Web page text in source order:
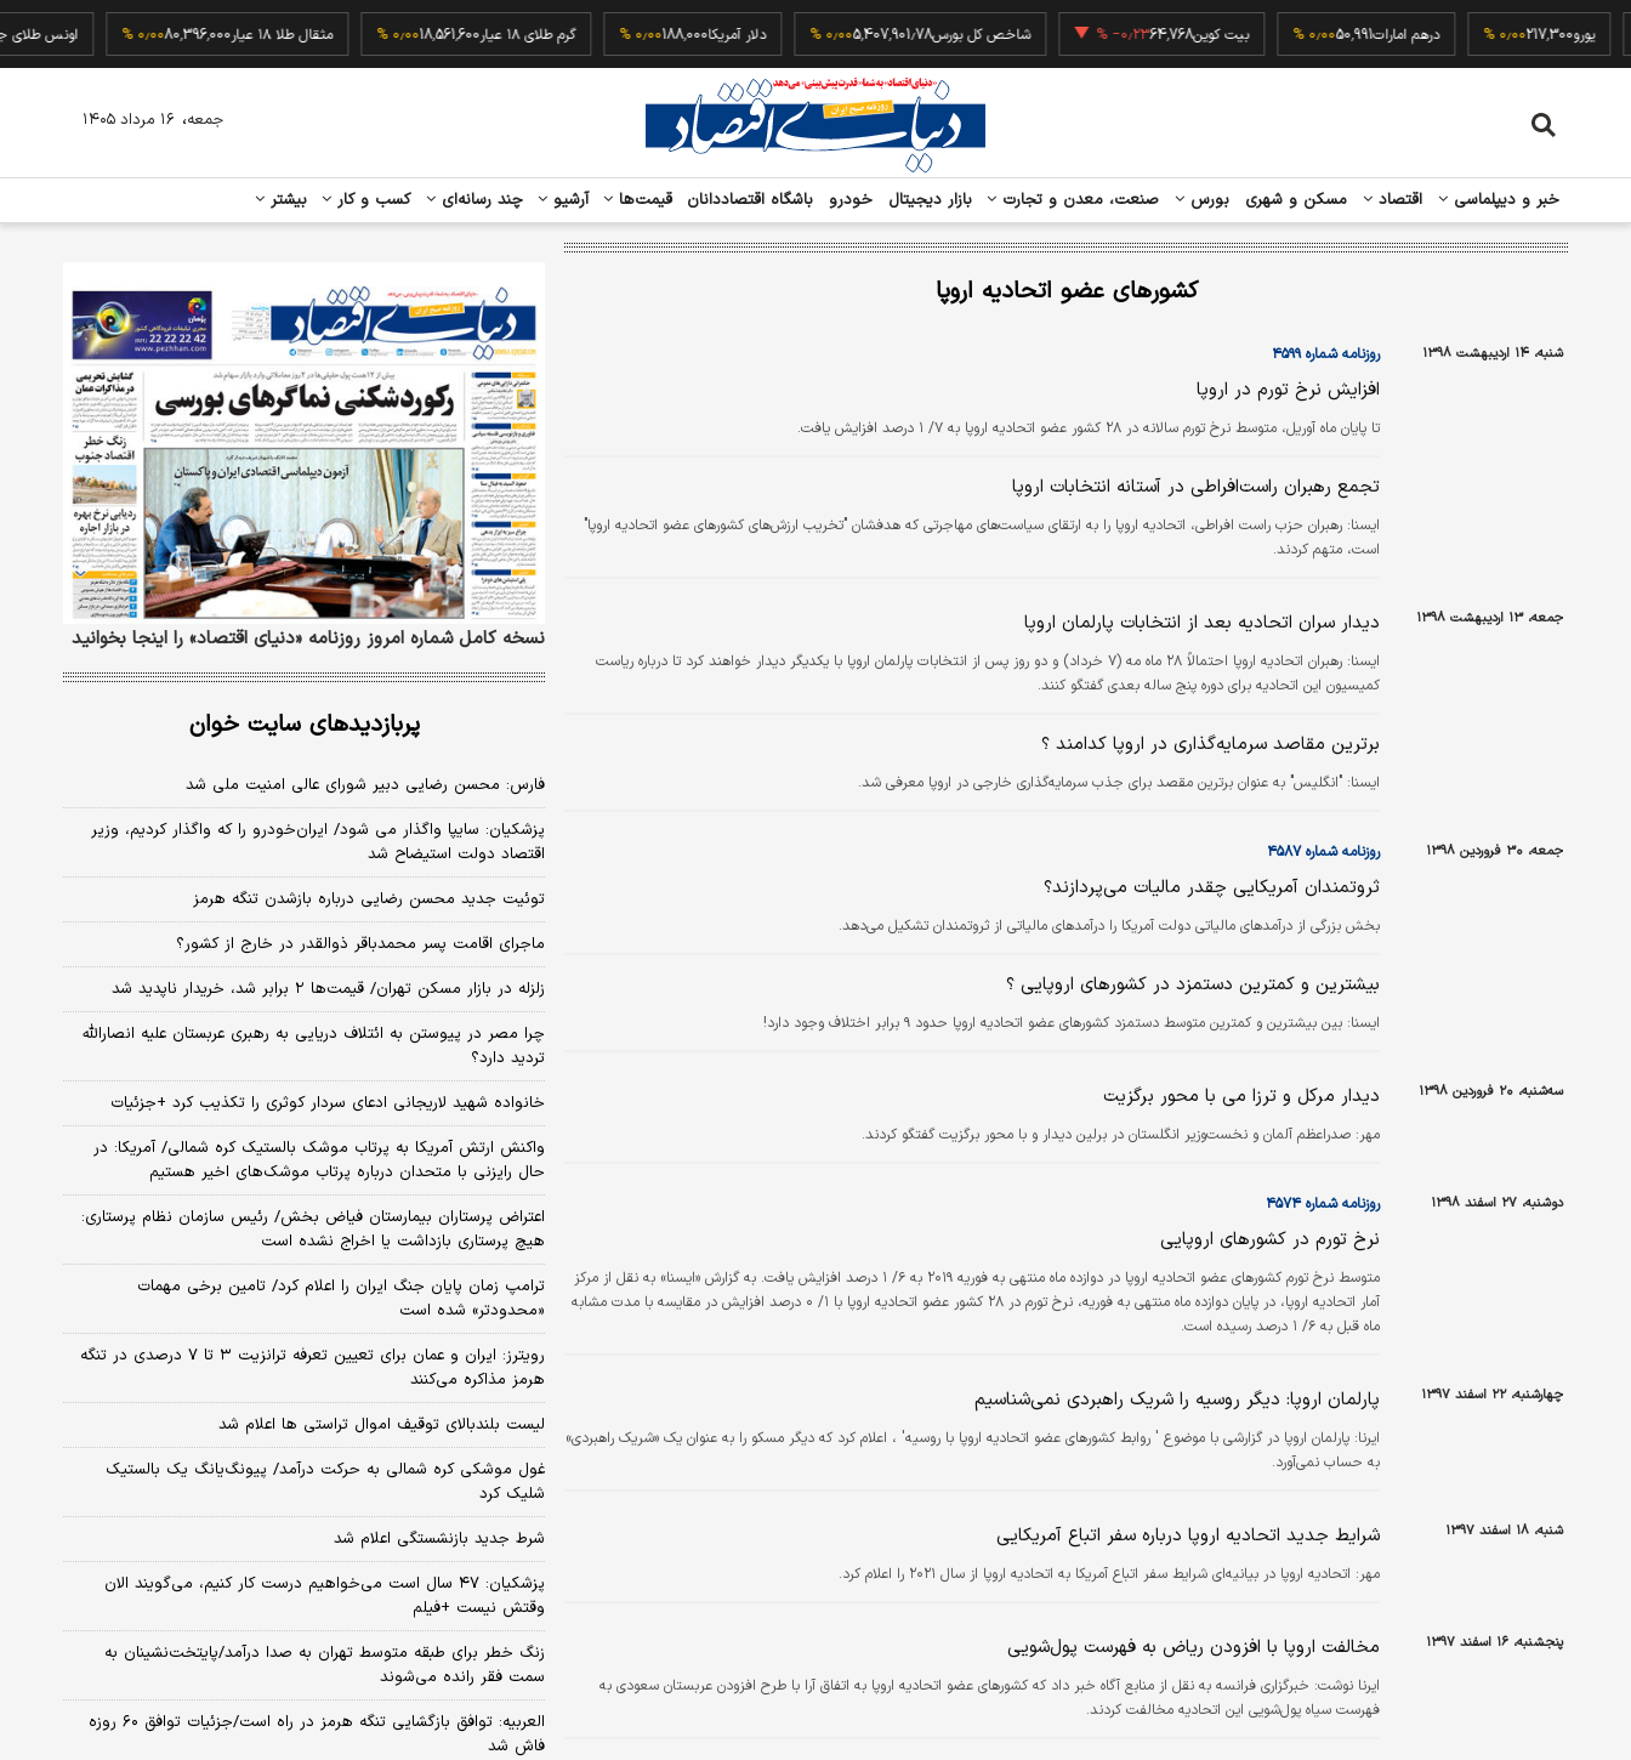
یورو217,300۰٫۰۰ % درهم امارات50,991۰٫۰۰ % بیت کوین64,768 ‎−۰٫۲۳ % شاخص کل بورس5,407,901.78۰٫۰۰ % دلار آمریکا188,000۰٫۰۰ % گرم طلای ۱۸ عیار 18,561,600۰٫۰۰ % مثقال طلا ۱۸ عیار 80,396,000۰٫۰۰ % اونس
خبر و دیپلماسی اقتصاد مسکن و شهری بورس صنعت، معدن و تجارت بازار دیجیتال خودرو باشگاه اقتصاددانان قیمت‌ها آرشیو چند رسانه‌ای کسب و کار بیشتر
جمعه، ۱۶ مرداد ۱۴۰۵
کشورهای عضو اتحادیه اروپا
شنبه، ۱۴ اردیبهشت ۱۳۹۸ روزنامه شماره ۴۵۹۹
افزایش نرخ تورم در اروپا
تا پایان ماه آوریل، متوسط نرخ تورم سالانه در ۲۸ کشور عضو اتحادیه اروپا به ۷/ ۱ درصد افزایش یافت.
تجمع رهبران راست‌افراطی در آستانه انتخابات اروپا
ايسنا: رهبران حزب راست‌ افراطی، اتحادیه اروپا را به ارتقای سیاست‌های مهاجرتی که هدفشان "تخریب ارزش‌های کشورهای عضو اتحادیه اروپا"
است، متهم کردند.
جمعه، ۱۳ اردیبهشت ۱۳۹۸ دیدار سران اتحادیه بعد از انتخابات پارلمان اروپا
ايسنا:
رهبران اتحادیه اروپا احتمالاً ۲۸ ماه مه (۷ خرداد) و دو روز پس از انتخابات پارلمان اروپا با یکدیگر دیدار خواهند کرد تا درباره ریاست
کمیسیون این اتحادیه برای دوره پنج ساله بعدی گفتگو کنند.
برترین مقاصد سرمایه‌گذاری در اروپا کدامند ؟
ايسنا: "انگلیس" به عنوان برترین مقصد برای جذب سرمایه‌گذاری خارجی در اروپا معرفی شد.
جمعه، ۳۰ فروردین ۱۳۹۸ روزنامه شماره ۴۵۸۷
ثروتمندان آمریکایی چقدر مالیات می‌پردازند؟
بخش بزرگی از درآمدهای مالیاتی دولت آمریکا را درآمدهای مالیاتی از ثروتمندان تشکیل می‌دهد.
بیشترین و کمترین دستمزد در کشورهای اروپایی ؟
ايسنا: بین بیشترین و کمترین متوسط دستمزد کشورهای عضو اتحادیه اروپا حدود ۹ برابر اختلاف وجود دارد!
سه‌شنبه، ۲۰ فروردین ۱۳۹۸ دیدار مرکل و ترزا می با محور برگزیت
مهر: صدراعظم آلمان و نخست‌وزیر انگلستان در برلین دیدار و با محور برگزیت گفتگو کردند.
دوشنبه، ۲۷ اسفند ۱۳۹۸ روزنامه شماره ۴۵۷۴
نرخ تورم در کشورهای اروپایی
متوسط نرخ تورم کشورهای عضو اتحادیه اروپا در دوازده ماه منتهی به فوریه ۲۰۱۹ به ۶/ ۱ درصد افزایش یافت. به گزارش «ایسنا» به نقل از مرکز
آمار اتحادیه اروپا، در پایان دوازده ماه منتهی به فوریه، نرخ تورم در ۲۸ کشور عضو اتحادیه اروپا با ۱/ ۰ درصد افزایش در مقایسه با مدت مشابه
ماه قبل به ۶/ ۱ درصد رسیده است.
چهارشنبه، ۲۲ اسفند ۱۳۹۷ پارلمان اروپا: دیگر روسیه را شریک راهبردی نمی‌شناسیم
ایرنا: پارلمان اروپا در گزارشی با موضوع ' روابط کشورهای عضو اتحادیه اروپا با روسیه' ، اعلام کرد که دیگر مسکو را به عنوان یک «شریک راهبردی»
به حساب نمی‌آورد.
شنبه، ۱۸ اسفند ۱۳۹۷ شرایط جدید اتحادیه اروپا درباره سفر اتباع آمریکایی
مهر: اتحادیه اروپا در بیانیه‌ای شرایط سفر اتباع آمریکا به اتحادیه اروپا از سال ۲۰۲۱ را اعلام کرد.
پنجشنبه، ۱۶ اسفند ۱۳۹۷ مخالفت اروپا با افزودن ریاض به فهرست پول‌شویی
ایرنا نوشت: خبرگزاری فرانسه به نقل از منابع آگاه خبر داد که کشورهای عضو اتحادیه اروپا به اتفاق آرا با طرح افزودن عربستان سعودی به
فهرست سیاه پول‌شویی این اتحادیه مخالفت کردند.
نسخه کامل شماره امروز روزنامه «دنیای‌ اقتصاد» را اینجا بخوانید
پربازدیدهای سایت خوان
فارس: محسن رضایی دبیر شورای عالی امنیت ملی شد
پزشکیان: سایپا واگذار می شود/ ایران‌خودرو را که واگذار کردیم، وزیر
اقتصاد دولت استیضاح شد
توئیت جدید محسن رضایی درباره بازشدن تنگه هرمز
ماجرای اقامت پسر محمدباقر ذوالقدر در خارج از کشور؟
زلزله در بازار مسکن تهران/ قیمت‌ها ۲ برابر شد، خریدار ناپدید شد
چرا مصر در پیوستن به ائتلاف دریایی به رهبری عربستان علیه انصارالله
تردید دارد؟
خانواده شهید لاریجانی ادعای سردار کوثری را تکذیب کرد +جزئیات
واکنش ارتش آمریکا به پرتاب موشک بالستیک کره شمالی/ آمریکا: در
حال رایزنی با متحدان درباره پرتاب موشک‌های اخیر هستیم
اعتراض پرستاران بیمارستان فیاض بخش/ رئیس سازمان نظام پرستاری:
هیچ پرستاری بازداشت یا اخراج نشده است
ترامپ زمان پایان جنگ ایران را اعلام کرد/ تامین برخی مهمات
«محدودتر» شده است
رویترز: ایران و عمان برای تعیین تعرفه ترانزیت ۳ تا ۷ درصدی در تنگه
هرمز مذاکره می‌کنند
لیست بلندبالای توقیف اموال تراستی ها اعلام شد
غول موشکی کره شمالی به حرکت درآمد/ پیونگ‌یانگ یک بالستیک
شلیک کرد
شرط جدید بازنشستگی اعلام شد
پزشکیان: ۴۷ سال است می‌خواهیم درست کار کنیم، می‌گویند الان
وقتش نیست +فیلم
زنگ خطر برای طبقه متوسط تهران به صدا درآمد/پایتخت‌نشینان به
سمت فقر رانده می‌شوند
العربیه: توافق بازگشایی تنگه هرمز در راه است/جزئیات توافق ۶۰ روزه
فاش شد